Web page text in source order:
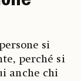
si
perché si
anche chi